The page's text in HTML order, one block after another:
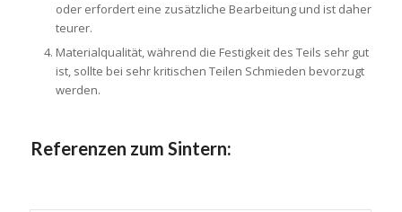
oder erfordert eine zusätzliche Bearbeitung und ist daher
teurer.
Materialqualität, während die Festigkeit des Teils sehr gut
ist, sollte bei sehr kritischen Teilen Schmieden bevorzugt
werden.
Referenzen zum Sintern: